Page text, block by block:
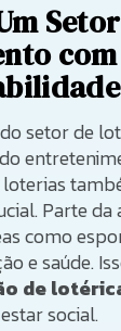
com
setor de
loterias
Parte da
como
e saúde.
de
social.